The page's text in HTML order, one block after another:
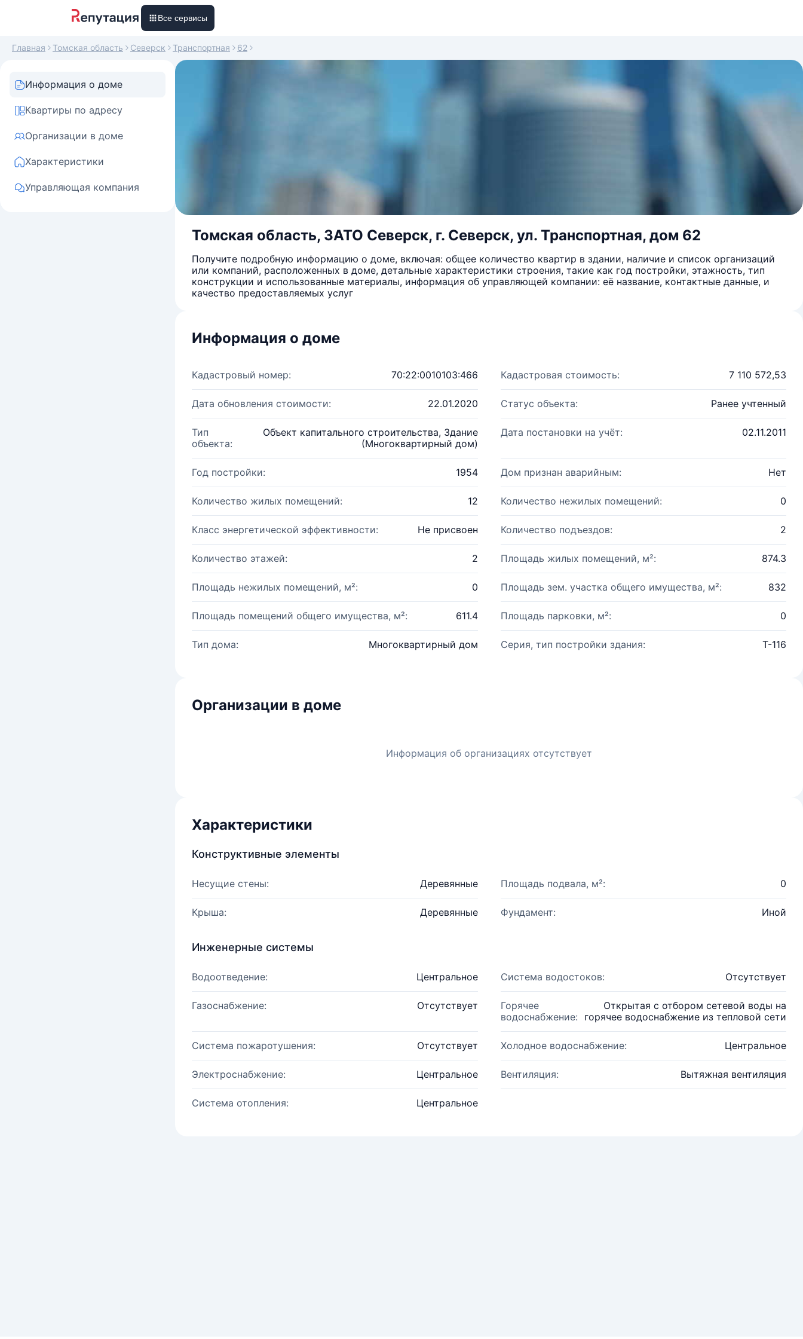
Все сервисы
Главная Томская область Северск Транспортная 62
Информация о доме
Квартиры по адресу
Организации в доме
Характеристики
Управляющая компания
Томская область, ЗАТО Северск, г. Северск, ул. Транспортная, дом 62
Получите подробную информацию о доме, включая: общее количество квартир в здании, наличие и список организаций
или компаний, расположенных в доме, детальные характеристики строения, такие как год постройки, этажность, тип
конструкции и использованные материалы, информация об управляющей компании: её название, контактные данные, и
качество предоставляемых услуг
Информация о доме
Кадастровый номер: 70:22:0010103:466 Кадастровая стоимость: 7 110 572,53
Дата обновления стоимости: 22.01.2020 Статус объекта: Ранее учтенный
Тип
объекта:
Объект капитального строительства, Здание
(Многоквартирный дом)
Дата постановки на учёт: 02.11.2011
Год постройки: 1954 Дом признан аварийным: Нет
Количество жилых помещений: 12 Количество нежилых помещений: 0
Класс энергетической эффективности: Не присвоен Количество подъездов: 2
Количество этажей: 2 Площадь жилых помещений, м²: 874.3
Площадь нежилых помещений, м²: 0 Площадь зем. участка общего имущества, м²: 832
Площадь помещений общего имущества, м²: 611.4 Площадь парковки, м²: 0
Тип дома: Многоквартирный дом Серия, тип постройки здания: Т-116
Организации в доме
Информация об организациях отсутствует
Характеристики
Конструктивные элементы
Несущие стены: Деревянные Площадь подвала, м²: 0
Крыша: Деревянные Фундамент: Иной
Инженерные системы
Водоотведение: Центральное Система водостоков: Отсутствует
Газоснабжение: Отсутствует
Горячее
водоснабжение:
Открытая с отбором сетевой воды на
горячее водоснабжение из тепловой сети
Система пожаротушения: Отсутствует Холодное водоснабжение: Центральное
Электроснабжение: Центральное Вентиляция: Вытяжная вентиляция
Система отопления: Центральное